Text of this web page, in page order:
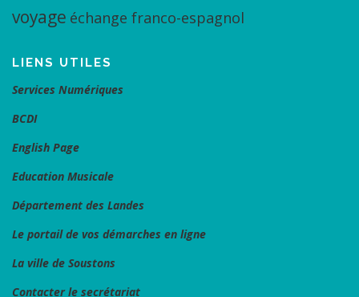
voyage échange franco-espagnol
LIENS UTILES
Services Numériques
BCDI
English Page
Education Musicale
Département des Landes
Le portail de vos démarches en ligne
La ville de Soustons
Contacter le secrétariat